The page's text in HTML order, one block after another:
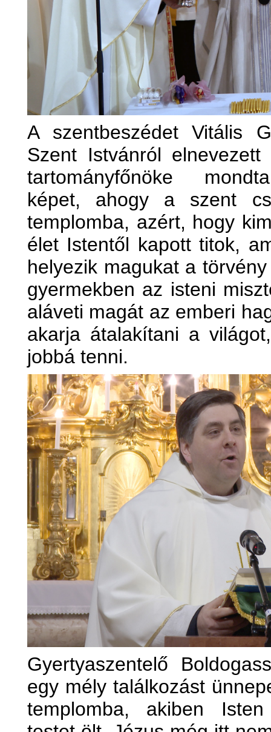
A szentbeszédet Vitális
Szent Istvánról
tartományfőnöke
képet, ahogy a szent
templomba, azért, hogy
élet Istentől kapott titok,
helyezik magukat a
gyermekben az isteni
aláveti magát az emberi
akarja átalakítani a
jobbá tenni.
Gyertyaszentelő
egy mély találkozást
templomba, akiben